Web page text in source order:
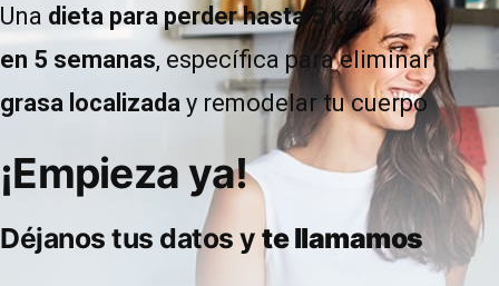
Una dieta para perder hasta 5 kg
en 5 semanas, específica para eliminar
grasa localizada y remodelar tu cuerpo
¡Empieza ya!
Déjanos tus datos yte llamamos